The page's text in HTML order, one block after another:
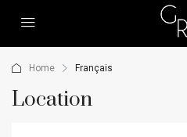
Home Français
Location